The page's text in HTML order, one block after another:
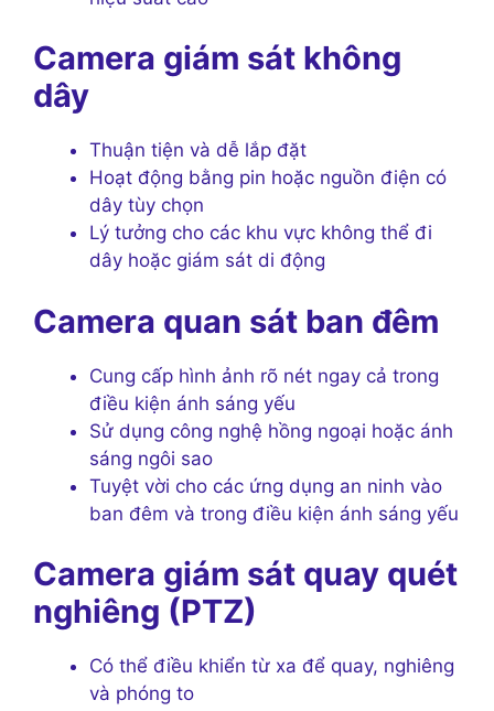
Camera giám sát không
dây
Thuận tiện và dễ lắp đặt
Hoạt động bằng pin hoặc nguồn điện có
dây tùy chọn
Lý tưởng cho các khu vực không thể đi
dây hoặc giám sát di động
Camera quan sát ban đêm
Cung cấp hình ảnh rõ nét ngay cả trong
điều kiện ánh sáng yếu
Sử dụng công nghệ hồng ngoại hoặc ánh
sáng ngôi sao
Tuyệt vời cho các ứng dụng an ninh vào
ban đêm và trong điều kiện ánh sáng yếu
Camera giám sát quay quét
nghiêng (PTZ)
Có thể điều khiển từ xa để quay, nghiêng
và phóng to